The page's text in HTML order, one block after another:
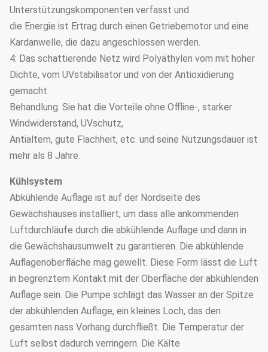
Unterstützungskomponenten verfasst und
die Energie ist Ertrag durch einen Getriebemotor und eine
Kardanwelle, die dazu angeschlossen werden.
4: Das schattierende Netz wird Polyäthylen vom mit hoher
Dichte, vom UVstabilisator und von der Antioxidierung
gemacht
Behandlung. Sie hat die Vorteile ohne Offline-, starker
Windwiderstand, UVschutz,
Antialtern, gute Flachheit, etc. und seine Nutzungsdauer ist
mehr als 8 Jahre.
Kühlsystem
Abkühlende Auflage ist auf der Nordseite des
Gewächshauses installiert, um dass alle ankommenden
Luftdurchläufe durch die abkühlende Auflage und dann in
die Gewächshausumwelt zu garantieren. Die abkühlende
Auflagenoberfläche mag gewellt. Diese Form lässt die Luft
in begrenztem Kontakt mit der Oberfläche der abkühlenden
Auflage sein. Die Pumpe schlägt das Wasser an der Spitze
der abkühlenden Auflage, ein kleines Loch, das den
gesamten nass Vorhang durchfließt. Die Temperatur der
Luft selbst dadurch verringern. Die Kälte